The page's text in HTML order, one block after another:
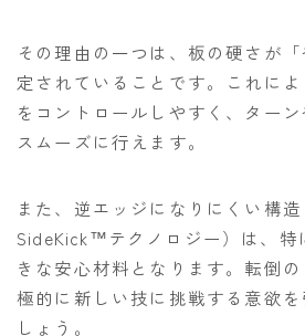
その理由の一つは、板の硬さが
定されていることです。これに
をコントロールしやすく、ター
スムーズに行えます。
また、逆エッジになりにくい構造
SideKick™テクノロジー）は、特
きな安心材料となります。転倒
極的に新しい技に挑戦する意欲
しょう。